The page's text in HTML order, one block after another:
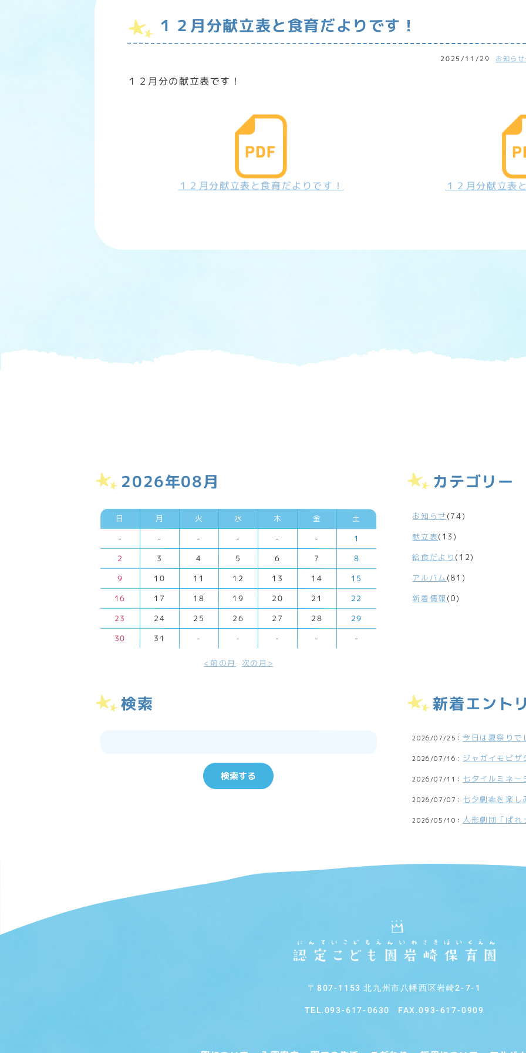
１２月分献立表と食育だよりです！
2025/11/29 お知ら
１２月分の献立表です！
１２月分献立表と食育だよりです！ １２月分献立表
2026年08月
日 月 火 水 木 金 土
- - - - - -
1
2
3 4 5 6 7
8
9
10 11 12 13 14
15
16
17 18 19 20 21
22
23
24 25 26 27 28 29
30 31 - - - - -
前の月 次の月
カテゴリー
お知らせ (74)
献立表(13)
給食だより (12)
アルバム (81)
新着情報 (0)
検索 新着エント
2026/07/25：今日は夏祭りで
2026/07/16： ジャガイモピザ
2026/07/11： 七夕イルミネー
2026/07/07： 七夕劇🎋を楽し
2026/05/10： 人形劇団「ぱれ
〒807-1153 北九州市八幡西区岩崎2-7-1
TEL.093-617-0630 FAX.093-617-0909